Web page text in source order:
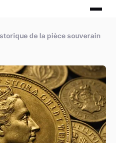
de la pièce souverain